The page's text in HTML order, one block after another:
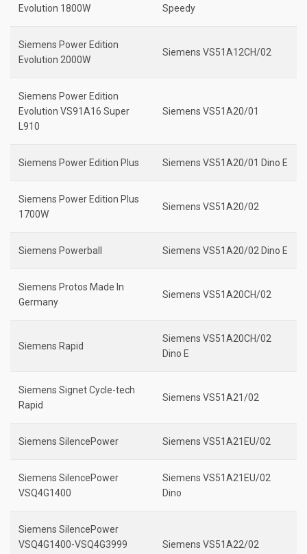
Evolution 1800W
Speedy
Siemens Power Edition
Evolution 2000W
Siemens VS51A12CH/02
Siemens Power Edition
Evolution VS91A16 Super
L910
Siemens VS51A20/01
Siemens Power Edition Plus Siemens VS51A20/01 Dino E
Siemens Power Edition Plus
1700W
Siemens VS51A20/02
Siemens Powerball Siemens VS51A20/02 Dino E
Siemens Protos Made In
Germany
Siemens VS51A20CH/02
Siemens Rapid
Siemens VS51A20CH/02
Dino E
Siemens Signet Cycle-tech
Rapid
Siemens VS51A21/02
Siemens SilencePower Siemens VS51A21EU/02
Siemens SilencePower
VSQ4G1400
Siemens VS51A21EU/02
Dino
Siemens SilencePower
VSQ4G1400-VSQ4G3999
Siemens VS51A22/02